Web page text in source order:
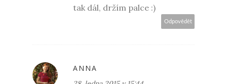
tak dál, držím palce :)
Odpovědět
ANNA